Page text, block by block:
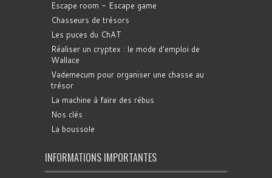
Escape room - Escape game
Chasseurs de trésors
Les puces du ChAT
Réaliser un cryptex : le mode d'emploi de
Wallace
Vademecum pour organiser une chasse au
trésor
La machine à faire des rébus
Nos clés
La boussole
INFORMATIONS IMPORTANTES